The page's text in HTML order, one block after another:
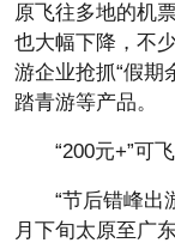
原飞往多地的机
也大幅下降，不
游企业抢抓“假期
踏青游等产品。
“200元+”可
“节后错峰出
月下旬太原至广